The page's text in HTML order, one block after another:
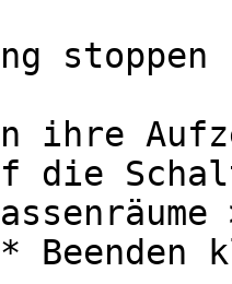
stoppen
ihre
die
Beenden